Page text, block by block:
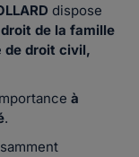
dispose
droit de la famille
de droit civil,
à
.